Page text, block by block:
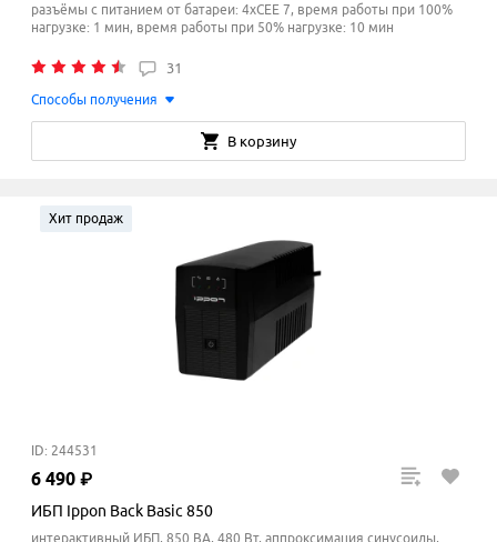
разъёмы с питанием от батареи: 4xCEE 7, время работы при 100%
нагрузке: 1 мин, время работы при 50% нагрузке: 10 мин
31
Способы получения
В корзину
Хит продаж
ID: 244531
6 490 ₽
ИБП Ippon Back Basic 850
интерактивный ИБП, 850 ВА, 480 Вт, аппроксимация синусоиды,